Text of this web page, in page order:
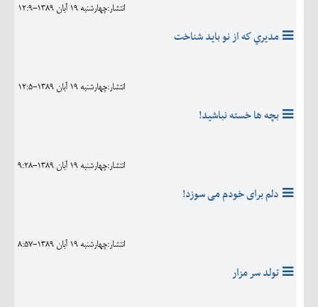
انتشار:چهارشنبه 19 آبان 1389-12:9
مديري كه از نو بايد شناخت
انتشار:چهارشنبه 19 آبان 1389-12:5
بچه ها خسته نباشيد!
انتشار:چهارشنبه 19 آبان 1389-9:28
دلم برای خودم می سوزد!
انتشار:چهارشنبه 19 آبان 1389-8:57
تولد سر مزار